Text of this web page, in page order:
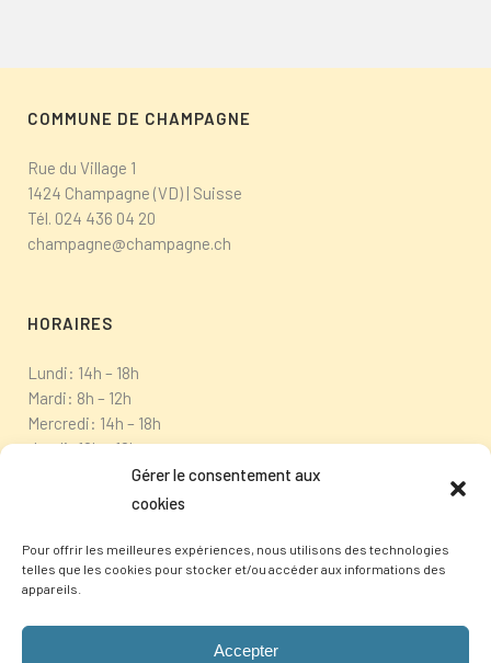
Gérer le consentement aux
cookies
Pour offrir les meilleures expériences, nous utilisons des technologies
telles que les cookies pour stocker et/ou accéder aux informations des
appareils.
Accepter
COMMUNE DE CHAMPAGNE
Rue du Village 1
1424 Champagne (VD) | Suisse
Tél. 024 436 04 20
champagne@champagne.ch
HORAIRES
Lundi: 14h – 18h
Mardi: 8h – 12h
Mercredi: 14h – 18h
Jeudi: 10h – 12h
Vendredi: fermé